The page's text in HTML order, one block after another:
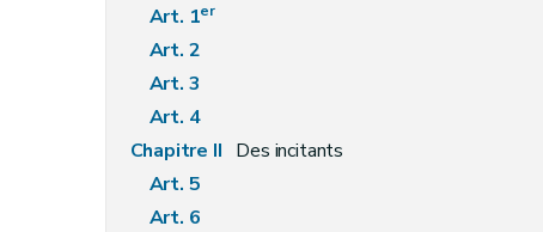
Art. 1er
Art. 2
Art. 3
Art. 4
Chapitre II Des incitants
Art. 5
Art. 6